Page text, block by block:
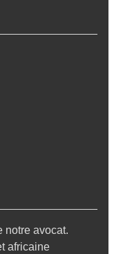
notre avocat.
africaine